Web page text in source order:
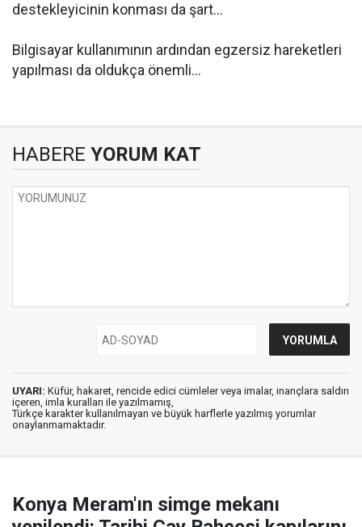
destekleyicinin konması da şart...
Bilgisayar kullanımının ardından egzersiz hareketleri
yapılması da oldukça önemli...
HABERE YORUM KAT
UYARI: Küfür, hakaret, rencide edici cümleler veya imalar, inançlara saldırı
içeren, imla kuralları ile yazılmamış,
Türkçe karakter kullanılmayan ve büyük harflerle yazılmış yorumlar
onaylanmamaktadır.
Konya Meram'ın simge mekanı